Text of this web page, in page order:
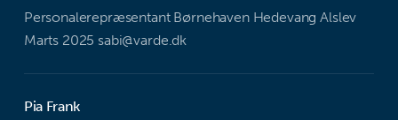
Personalerepræsentant Børnehaven Hedevang Alslev
Marts 2025 sabi@varde.dk
Pia Frank